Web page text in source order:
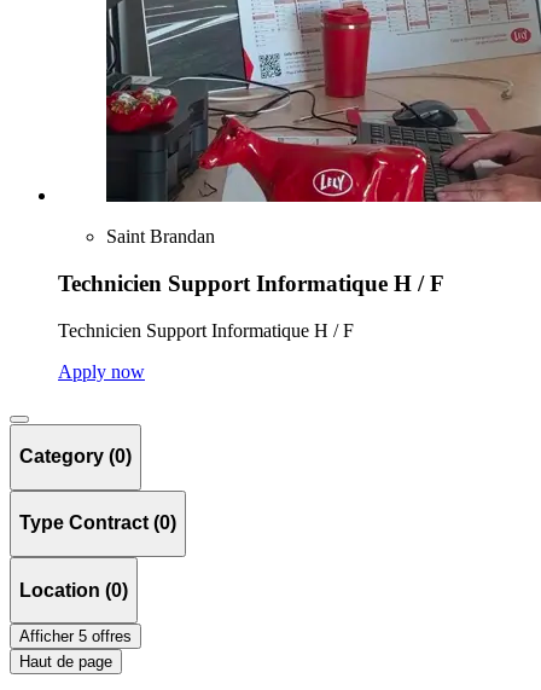
Saint Brandan
Technicien Support Informatique H / F
Technicien Support Informatique H / F
Apply now
Category (0)
Type Contract (0)
Location (0)
Afficher 5 offres
Haut de page